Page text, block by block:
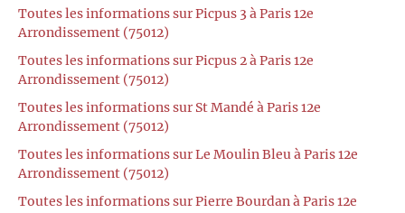
Toutes les informations sur Picpus 3 à Paris 12e
Arrondissement (75012)
Toutes les informations sur Picpus 2 à Paris 12e
Arrondissement (75012)
Toutes les informations sur St Mandé à Paris 12e
Arrondissement (75012)
Toutes les informations sur Le Moulin Bleu à Paris 12e
Arrondissement (75012)
Toutes les informations sur Pierre Bourdan à Paris 12e